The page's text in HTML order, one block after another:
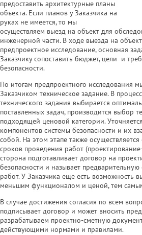
предоставить архитектурные планы
объекта. Если планов у Заказчика на
руках не имеется, то мы
осуществляем выезд на объект для
инженерной части. В ходе выезда на
предпроектное исследование, основная
Заказчику сопоставить бюджет, цели и
безопасности.
По итогам предпроектного исследования
Заказчиком техническое задание. В
технического задания выбирается
поставленных задач, производится выбор
подходящей ценовой категории.
компонентов системы безопасности и их
собой. На этом этапе также
сроков проведения работ
сторона подготавливает договор на
безопасности и называет
работ. У Заказчика еще есть возможность
меньшим функционалом и ценой, тем
В случае достижения согласия по всем
подписывает договор и может вносить
разрабатываем проектно-сметную
действующими нормами и правилами.